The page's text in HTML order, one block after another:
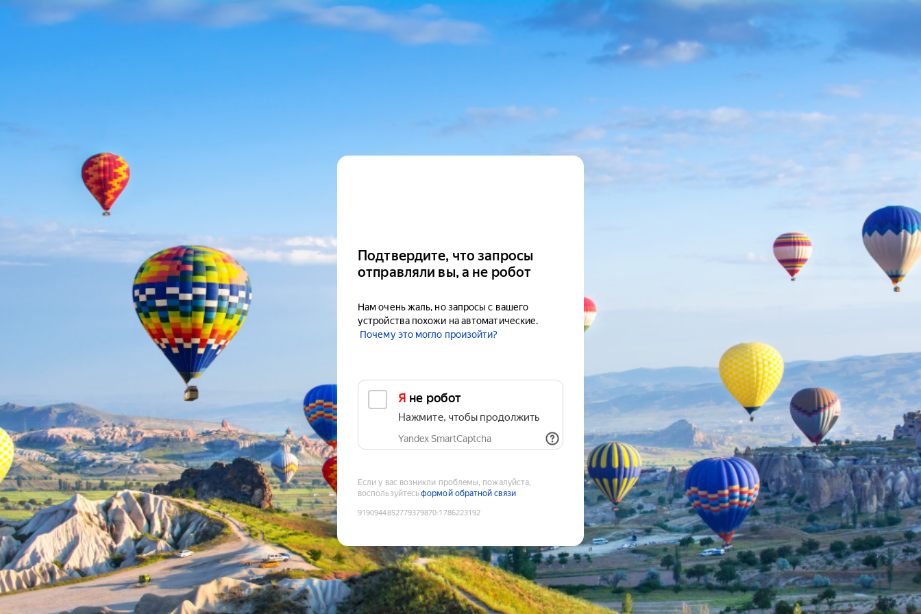
Подтвердите, что запросы
отправляли вы, а не робот
Нам очень жаль, но запросы с вашего
устройства похожи на автоматические.
Почему это могло произойти?
Я не робот
Нажмите, чтобы продолжить
Yandex SmartCaptcha
Если у вас возникли проблемы, пожалуйста,
воспользуйтесьформой обратной связи
9190944852779379870:1786223192